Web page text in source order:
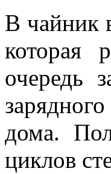
В чайник
которая
очередь
дома.
циклов